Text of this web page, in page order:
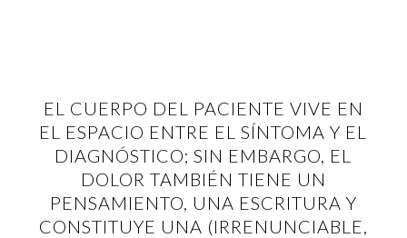
EL CUERPO DEL PACIENTE VIVE EN
EL ESPACIO ENTRE EL SÍNTOMA Y EL
DIAGNÓSTICO; SIN EMBARGO, EL
DOLOR TAMBIÉN TIENE UN
PENSAMIENTO, UNA ESCRITURA Y
CONSTITUYE UNA (IRRENUNCIABLE,